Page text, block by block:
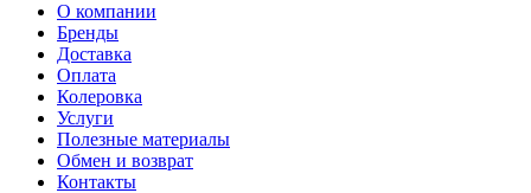
О компании
Бренды
Доставка
Оплата
Колеровка
Услуги
Полезные материалы
Обмен и возврат
Контакты